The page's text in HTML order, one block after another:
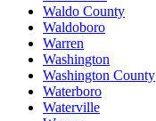
Waldo County
Waldoboro
Warren
Washington
Washington County
Waterboro
Waterville